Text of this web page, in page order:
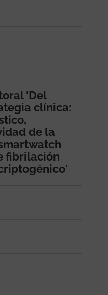
'Del
clínica:
de la
fibrilación